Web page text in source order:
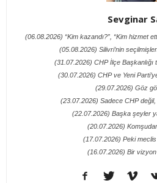
Sevginar
(06.08.2026) “Kim kazandı?”, “Kim hizmet
(05.08.2026) Silivri’nin
(31.07.2026) CHP İlçe
(30.07.2026) CHP ve Yeni
(29.07.2026) Göz
(23.07.2026) Sadece CHP
(22.07.2026) Başka şeyler
(20.07.2026)
(17.07.2026) Peki
(16.07.2026) Bir